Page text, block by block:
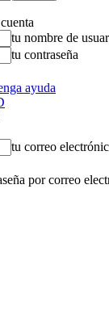
tu nombre de
tu contraseña
ayuda
tu correo
por correo